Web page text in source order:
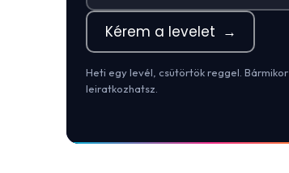
Kérem a levelet →
Heti egy levél, csütörtök reggel. Bármikor
leiratkozhatsz.